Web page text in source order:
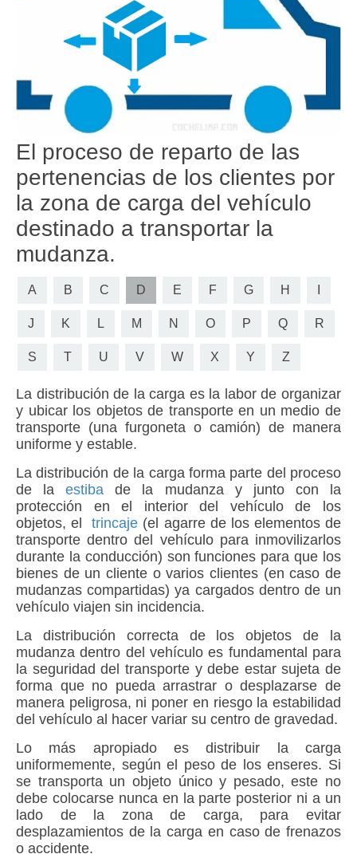
El proceso de reparto de las
pertenencias de los clientes por
la zona de carga del vehículo
destinado a transportar la
mudanza.
A B C D E F G H
J K L M N O P Q R
S T U V W X Y Z
La distribución de la carga es la labor de organizar
y ubicar los objetos de transporte en un medio de
transporte (una furgoneta o camión) de manera
uniforme y estable.
La distribución de la carga forma parte del proceso
de laestiba de la mudanza y junto con la
protección en el interior del vehículo de los
objetos, eltrincaje (el agarre de los elementos de
transporte dentro del vehículo para inmovilizarlos
durante la conducción) son funciones para que los
bienes de un cliente o varios clientes (en caso de
mudanzas compartidas) ya cargados dentro de un
vehículo viajen sin incidencia.
La distribución correcta de los objetos de la
mudanza dentro del vehículo es fundamental para
la seguridad del transporte y debe estar sujeta de
forma que no pueda arrastrar o desplazarse de
manera peligrosa, ni poner en riesgo la estabilidad
del vehículo al hacer variar su centro de gravedad.
Lo más apropiado es distribuir la carga
uniformemente, según el peso de los enseres. Si
se transporta un objeto único y pesado, este no
debe colocarse nunca en la parte posterior ni a un
lado de la zona de carga, para evitar
desplazamientos de la carga en caso de frenazos
o accidente.